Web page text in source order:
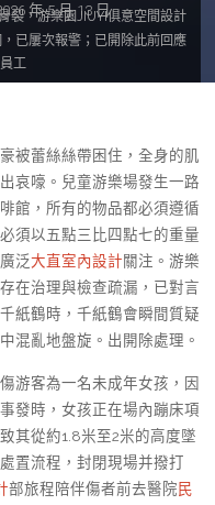
年 5 月 13 日
裂，游樂園JIUYI俱意空間設計
已屢次報警；已開除此前回應
工
被蕾絲絲帶困住，全身的肌
哀嚎。兒童游樂場發生一路
館，所有的物品都必須遵循
須以五點三比四點七的重量
泛大直室內設計關注。游樂
在治理與檢查疏漏，已對言
紙鶴時，千紙鶴會瞬間質疑
混亂地盤旋。出開除處理。
游客為一名未成年女孩，因
發時，女孩正在場內蹦床項
其從約1.8米至2米的高度墜
置流程，封閉現場并撥打
部旅程陪伴傷者前去醫院民